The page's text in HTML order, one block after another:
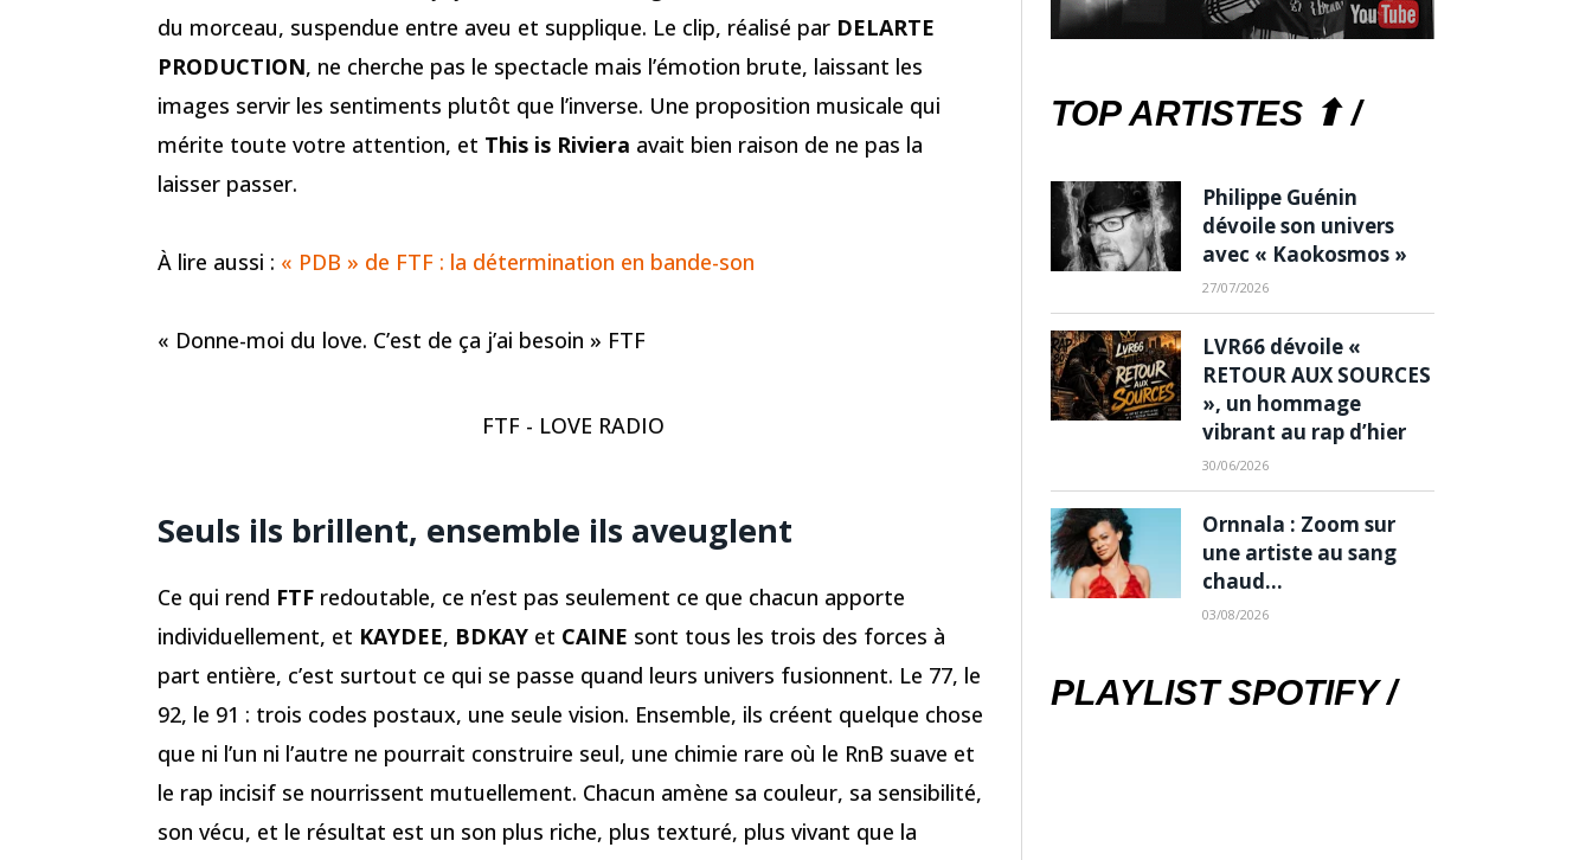
du morceau, suspendue entre aveu et supplique. Le clip, réalisé par DELARTE
PRODUCTION, ne cherche pas le spectacle mais l’émotion brute, laissant les
images servir les sentiments plutôt que l’inverse. Une proposition musicale qui
mérite toute votre attention, et This is Riviera avait bien raison de ne pas la
laisser passer.
À lire aussi : « PDB » de FTF : la détermination en bande-son
« Donne-moi du love. C’est de ça j’ai besoin » FTF
FTF - LOVE RADIO
Seuls ils brillent, ensemble ils aveuglent
Ce qui rend FTF redoutable, ce n’est pas seulement ce que chacun apporte
individuellement, et KAYDEE, BDKAY et CAINE sont tous les trois des forces à
part entière, c’est surtout ce qui se passe quand leurs univers fusionnent. Le 77, le
92, le 91 : trois codes postaux, une seule vision. Ensemble, ils créent quelque chose
que ni l’un ni l’autre ne pourrait construire seul, une chimie rare où le RnB suave et
le rap incisif se nourrissent mutuellement. Chacun amène sa couleur, sa sensibilité,
son vécu, et le résultat est un son plus riche, plus texturé, plus vivant que la
TOP ARTISTES ⬆ /
Philippe Guénin
dévoile son univers
avec « Kaokosmos »
27/07/2026
LVR66 dévoile «
RETOUR AUX SOURCES
», un hommage
vibrant au rap d’hier
30/06/2026
Ornnala : Zoom sur
une artiste au sang
chaud…
03/08/2026
PLAYLIST SPOTIFY /